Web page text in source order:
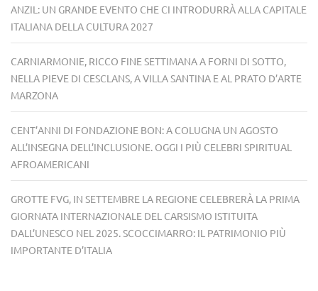
ANZIL: UN GRANDE EVENTO CHE CI INTRODURRÀ ALLA CAPITALE
ITALIANA DELLA CULTURA 2027
CARNIARMONIE, RICCO FINE SETTIMANA A FORNI DI SOTTO,
NELLA PIEVE DI CESCLANS, A VILLA SANTINA E AL PRATO D’ARTE
MARZONA
CENT’ANNI DI FONDAZIONE BON: A COLUGNA UN AGOSTO
ALL’INSEGNA DELL’INCLUSIONE. OGGI I PIÙ CELEBRI SPIRITUAL
AFROAMERICANI
GROTTE FVG, IN SETTEMBRE LA REGIONE CELEBRERÀ LA PRIMA
GIORNATA INTERNAZIONALE DEL CARSISMO ISTITUITA
DALL’UNESCO NEL 2025. SCOCCIMARRO: IL PATRIMONIO PIÙ
IMPORTANTE D’ITALIA